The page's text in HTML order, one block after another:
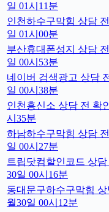
일 01시11분
인천하수구막힘 상담
일 01시00분
부산휴대폰성지 상담
일 00시53분
네이버 검색광고 상담
일 00시38분
인천흥신소 상담 전 확
시35분
하남하수구막힘 상담
일 00시27분
트립닷컴할인코드 상
30일 00시16분
동대문구하수구막힘
월30일 00시12분